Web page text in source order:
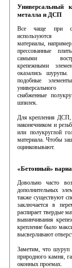
Универсальный
металла и ДСП
Все чаще при
используются
материалы,
прессованные
самыми
крепежными
оказались шурупы.
подобные
универсального
снабженные
шпилек.
Для крепления
наконечником и
или полукруглой
материала. Чтобы
оцинковывают.
«Бетонный»
Довольно часто
дополнительных
также существуют
заключается в
распирает твердые
вывинчивания
крепление было
высверливают
Заметим, что шуруп
природного камня,
оконных проемах.